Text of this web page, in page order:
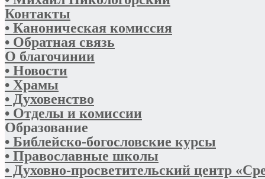
Контакты
• Каноническая комиссия
• Обратная связь
О благочинии
• Новости
• Храмы
• Духовенство
• Отделы и комиссии
Образование
• Библейско-богословские курсы
• Православные школы
• Духовно-просветительский центр